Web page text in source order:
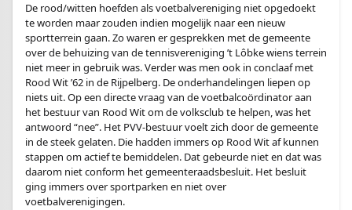
De rood/witten hoefden als voetbalvereniging niet opgedoekt
te worden maar zouden indien mogelijk naar een nieuw
sportterrein gaan. Zo waren er gesprekken met de gemeente
over de behuizing van de tennisvereniging ’t Lôbke wiens terrein
niet meer in gebruik was. Verder was men ook in conclaaf met
Rood Wit ’62 in de Rijpelberg. De onderhandelingen liepen op
niets uit. Op een directe vraag van de voetbalcoördinator aan
het bestuur van Rood Wit om de volksclub te helpen, was het
antwoord “nee”. Het PVV-bestuur voelt zich door de gemeente
in de steek gelaten. Die hadden immers op Rood Wit af kunnen
stappen om actief te bemiddelen. Dat gebeurde niet en dat was
daarom niet conform het gemeenteraadsbesluit. Het besluit
ging immers over sportparken en niet over
voetbalverenigingen.